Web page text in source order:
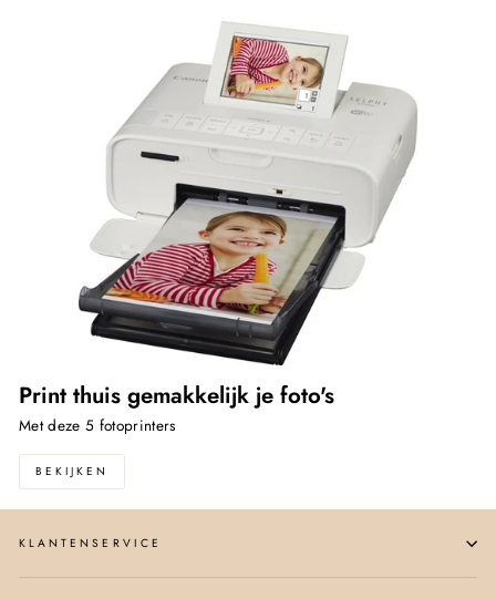
Print thuis gemakkelijk je foto's
Met deze 5 fotoprinters
BEKIJKEN
KLANTENSERVICE